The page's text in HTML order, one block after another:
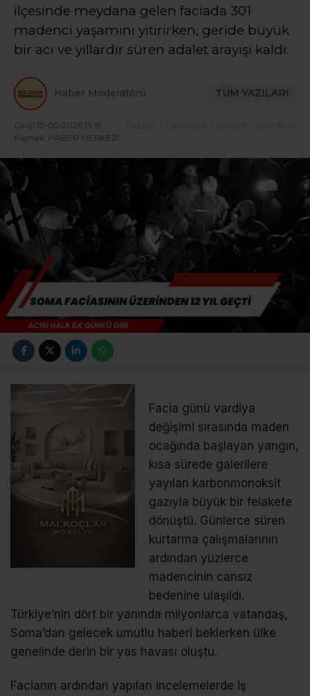
ilçesinde meydana gelen faciada 301
madenci yaşamını yitirirken, geride büyük
bir acı ve yıllardır süren adalet arayışı kaldı.
Haber Moderatörü TÜM YAZILARI
Giriş: 13-05-2026 13:19
Kaynak: HABER MERKEZI
Ekonomi Gündem
Facia günü vardiya
değişimi sırasında maden
ocağında başlayan yangın,
kısa sürede galerilere
yayılan karbonmonoksit
gazıyla büyük bir felakete
dönüştü. Günlerce süren
kurtarma çalışmalarının
ardından yüzlerce
madencinin cansız
bedenine ulaşıldı.
Türkiye’nin dört bir yanında milyonlarca vatandaş,
Soma’dan gelecek umutlu haberi beklerken ülke
genelinde derin bir yas havası oluştu.
Facianın ardından yapılan incelemelerde iş